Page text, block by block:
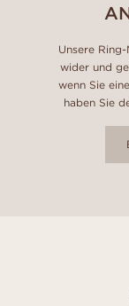
Unsere
wider und
wenn Sie
haben Sie